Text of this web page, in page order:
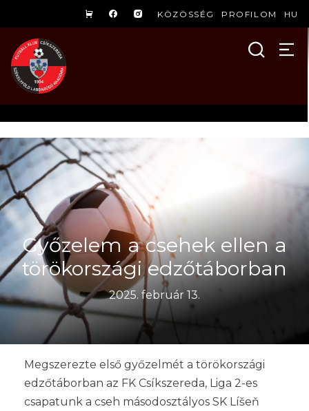
KÖZÖSSÉG PROFILOM HU
Győzelem a csehek ellen a
törökországi edzőtáborban
2025. február 13.
Megszerezte első győzelmét a törökországi
edzőtáborban az FK Csíkszereda, Liga 2-es
csapatunk a cseh másodosztályos SK Líšeň